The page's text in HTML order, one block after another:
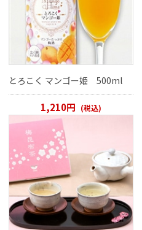
とろこく マンゴー姫 500ml
1,210円 (税込)